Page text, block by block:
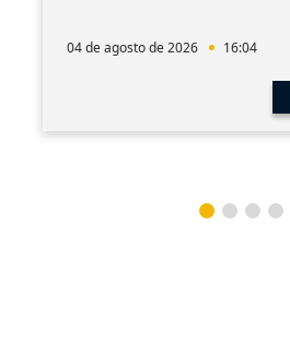
04 de agosto de 2026 16:04